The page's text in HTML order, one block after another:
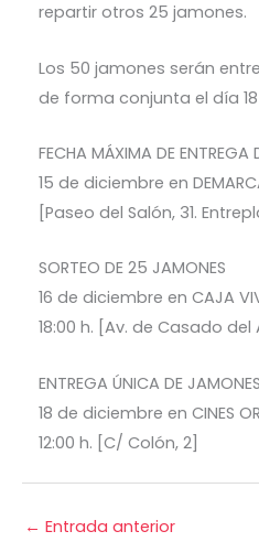
repartir otros 25 jamones.
Los 50 jamones serán
de forma conjunta el día
FECHA MÁXIMA DE ENTREGA
15 de diciembre en
[Paseo del Salón, 31.
SORTEO DE 25 JAMONES
16 de diciembre en CAJA
18:00 h. [Av. de Casado del
ENTREGA ÚNICA DE JAMONES
18 de diciembre en CINES
12:00 h. [C/ Colón, 2]
← Entrada anterior